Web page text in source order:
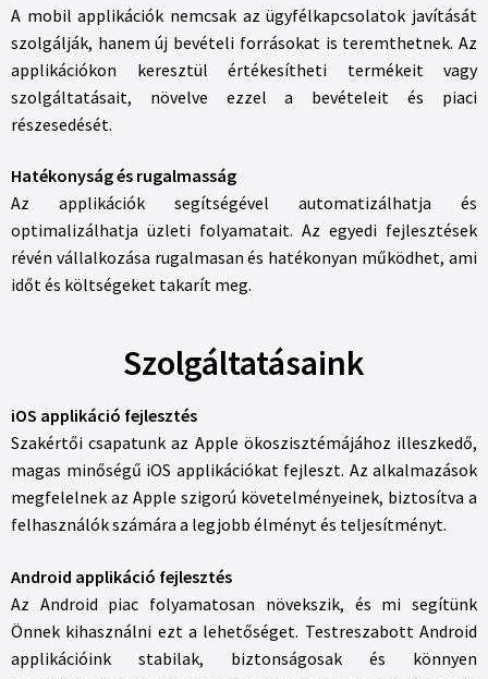
A mobil applikációk nemcsak az ügyfélkapcsolatok javítását
szolgálják, hanem új bevételi forrásokat is teremthetnek. Az
applikációkon keresztül értékesítheti termékeit vagy
szolgáltatásait, növelve ezzel a bevételeit és piaci
részesedését.
Hatékonyság és rugalmasság
Az applikációk segítségével automatizálhatja és
optimalizálhatja üzleti folyamatait. Az egyedi fejlesztések
révén vállalkozása rugalmasan és hatékonyan működhet, ami
időt és költségeket takarít meg.
Szolgáltatásaink
iOS applikáció fejlesztés
Szakértői csapatunk az Apple ökoszisztémájához illeszkedő,
magas minőségű iOS applikációkat fejleszt. Az alkalmazások
megfelelnek az Apple szigorú követelményeinek, biztosítva a
felhasználók számára a legjobb élményt és teljesítményt.
Android applikáció fejlesztés
Az Android piac folyamatosan növekszik, és mi segítünk
Önnek kihasználni ezt a lehetőséget. Testreszabott Android
applikációink stabilak, biztonságosak és könnyen